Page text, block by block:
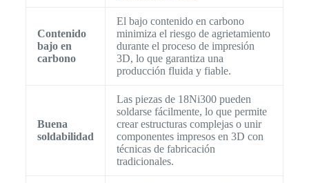
Contenido
bajo en
carbono
El bajo contenido en carbono
minimiza el riesgo de agrietamiento
durante el proceso de impresión
3D, lo que garantiza una
producción fluida y fiable.
Buena
soldabilidad
Las piezas de 18Ni300 pueden
soldarse fácilmente, lo que permite
crear estructuras complejas o unir
componentes impresos en 3D con
técnicas de fabricación
tradicionales.